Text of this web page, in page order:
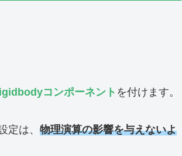
コンポーネント を付けます。
定は、 物理演算の影響を与えないよ